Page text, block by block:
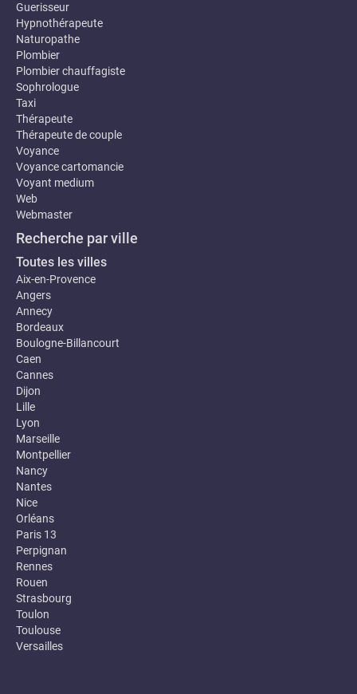
Guerisseur
Hypnothérapeute
Naturopathe
Plombier
Plombier chauffagiste
Sophrologue
Taxi
Thérapeute
Thérapeute de couple
Voyance
Voyance cartomancie
Voyant medium
Web
Webmaster
Recherche par ville
Toutes les villes
Aix-en-Provence
Angers
Annecy
Bordeaux
Boulogne-Billancourt
Caen
Cannes
Dijon
Lille
Lyon
Marseille
Montpellier
Nancy
Nantes
Nice
Orléans
Paris 13
Perpignan
Rennes
Rouen
Strasbourg
Toulon
Toulouse
Versailles